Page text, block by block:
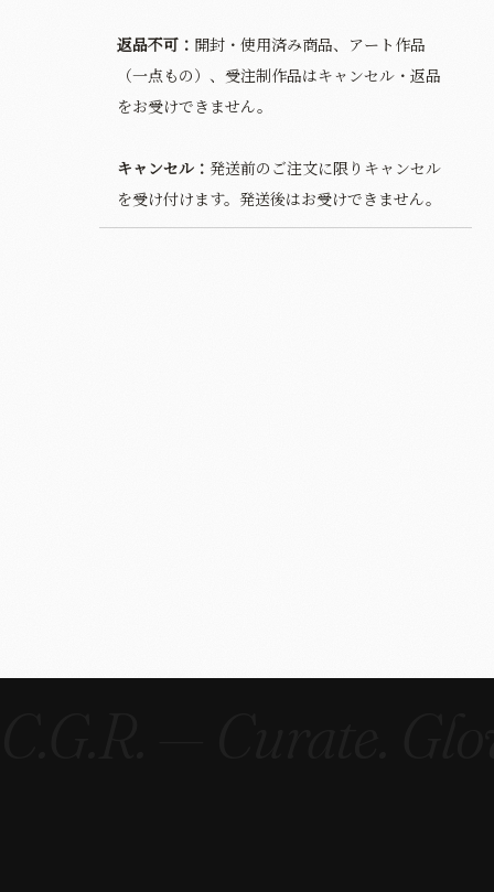
返品不可： 開封・使用済み商品、アート作品
（一点もの）、受注制作品はキャンセル・返品
をお受けできません。
キャンセル： 発送前のご注文に限りキャンセル
を受け付けます。発送後はお受けできません。